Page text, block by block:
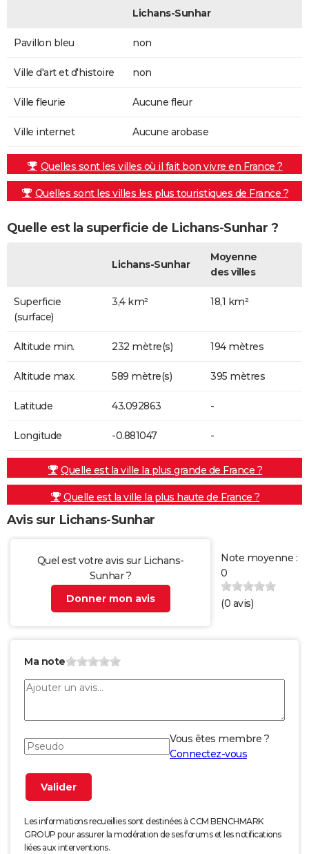
Lichans-Sunhar
Pavillon bleu non
Ville d'art et d'histoire non
Ville fleurie Aucune fleur
Ville internet Aucune arobase
Quelles sont les villes où il fait bon vivre en France ?
Quelles sont les villes les plus touristiques de France ?
Quelle est la superficie de Lichans-Sunhar ?
Lichans-Sunhar
Moyenne
des villes
Superficie
(surface)
3,4 km² 18,1 km²
Altitude min. 232 mètre(s) 194 mètres
Altitude max. 589 mètre(s) 395 mètres
Latitude 43.092863 -
Longitude -0.881047 -
Quelle est la ville la plus grande de France ?
Quelle est la ville la plus haute de France ?
Avis sur Lichans-Sunhar
Quel est votre avis sur Lichans-
Sunhar ?
Donner mon avis
Note moyenne :
0
(0 avis)
Ma note
Vous êtes membre ?
Connectez-vous
Les informations recueillies sont destinées à CCM BENCHMARK
GROUP pour assurer la modération de ses forums et les notifications
liées aux interventions.